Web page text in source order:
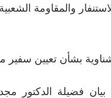
والمقاومة
بشأن تعيين
بيان فضيلة الدكتور